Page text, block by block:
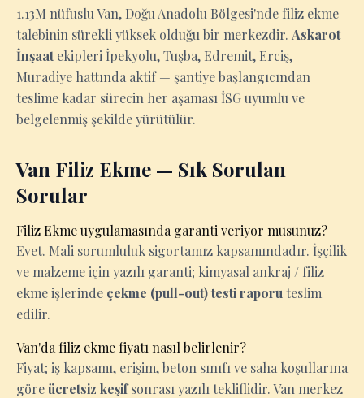
1.13M nüfuslu Van, Doğu Anadolu Bölgesi'nde filiz ekme
talebinin sürekli yüksek olduğu bir merkezdir. Askarot
İnşaatekipleri İpekyolu, Tuşba, Edremit, Erciş,
Muradiye hattında aktif — şantiye başlangıcından
teslime kadar sürecin her aşaması İSG uyumlu ve
belgelenmiş şekilde yürütülür.
Van Filiz Ekme — Sık Sorulan
Sorular
Filiz Ekme uygulamasında garanti veriyor musunuz?
Evet. Mali sorumluluk sigortamız kapsamındadır. İşçilik
ve malzeme için yazılı garanti; kimyasal ankraj / filiz
ekme işlerinde çekme (pull-out) testi raporu teslim
edilir.
Van'da filiz ekme fiyatı nasıl belirlenir?
Fiyat; iş kapsamı, erişim, beton sınıfı ve saha koşullarına
göreücretsiz keşifsonrası yazılı tekliflidir. Van merkez